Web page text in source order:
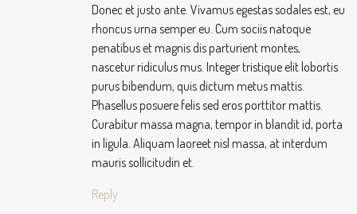
Donec et justo ante. Vivamus egestas sodales est, eu
rhoncus urna semper eu. Cum sociis natoque
penatibus et magnis dis parturient montes,
nascetur ridiculus mus. Integer tristique elit lobortis
purus bibendum, quis dictum metus mattis.
Phasellus posuere felis sed eros porttitor mattis.
Curabitur massa magna, tempor in blandit id, porta
in ligula. Aliquam laoreet nisl massa, at interdum
mauris sollicitudin et.
Reply